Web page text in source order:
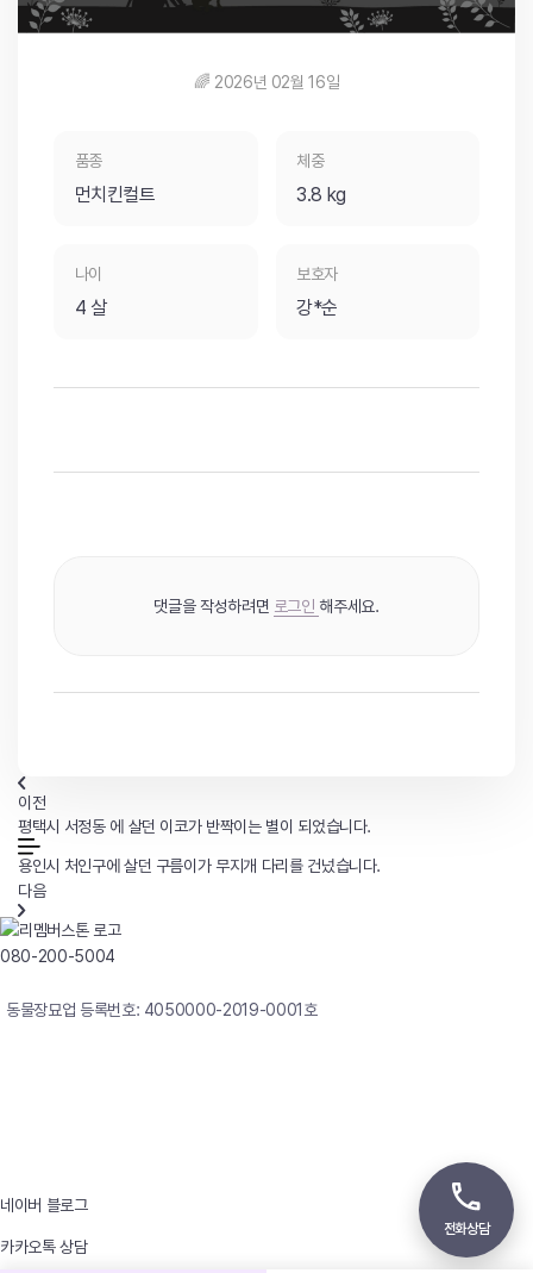
🌈 2026년 02월 16일
품종
먼치킨컬트
체중
3.8 kg
나이
4 살
보호자
강*순
댓글을 작성하려면 로그인 해주세요.
이전
평택시 서정동 에 살던 이코가 반짝이는 별이 되었습니다.
용인시 처인구에 살던 구름이가 무지개 다리를 건넜습니다.
다음
080-200-5004
동물장묘업 등록번호: 4050000-2019-0001호
네이버 블로그
카카오톡 상담
전화상담